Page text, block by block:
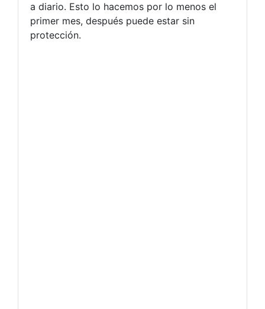
a diario. Esto lo hacemos por lo menos el
primer mes, después puede estar sin
protección.